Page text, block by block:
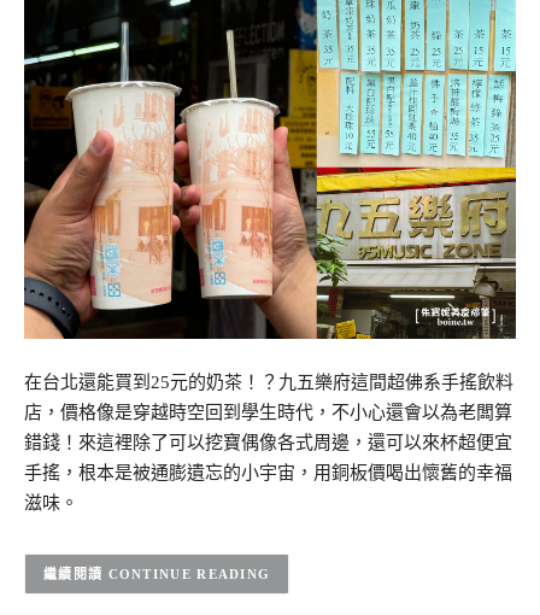
在台北還能買到25元的奶茶！？九五樂府這間超佛系手搖飲料
店，價格像是穿越時空回到學生時代，不小心還會以為老闆算
錯錢！來這裡除了可以挖寶偶像各式周邊，還可以來杯超便宜
手搖，根本是被通膨遺忘的小宇宙，用銅板價喝出懷舊的幸福
滋味。
CONTINUE READING